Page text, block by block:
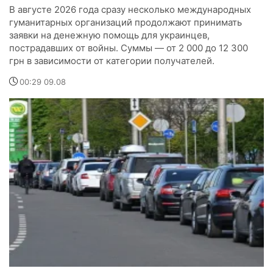
В августе 2026 года сразу несколько международных
гуманитарных организаций продолжают принимать
заявки на денежную помощь для украинцев,
пострадавших от войны. Суммы — от 2 000 до 12 300
грн в зависимости от категории получателей.
00:29 09.08